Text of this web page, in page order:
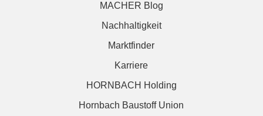
MACHER Blog
Nachhaltigkeit
Marktfinder
Karriere
HORNBACH Holding
Hornbach Baustoff Union